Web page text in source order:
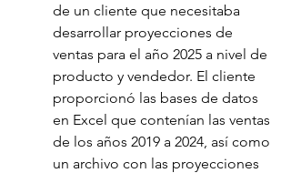
de un cliente que necesitaba
desarrollar proyecciones de
ventas para el año 2025 a nivel de
producto y vendedor. El cliente
proporcionó las bases de datos
en Excel que contenían las ventas
de los años 2019 a 2024, así como
un archivo con las proyecciones